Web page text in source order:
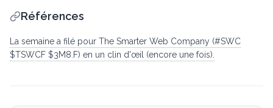
Références
La semaine a filé pour The Smarter Web Company (#SWC
$TSWCF $3M8.F) en un clin d'œil (encore une fois).